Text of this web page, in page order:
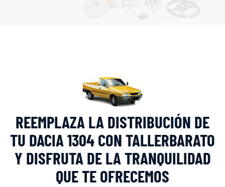
REEMPLAZA LA DISTRIBUCIÓN DE
TU DACIA 1304 CON TALLERBARATO
Y DISFRUTA DE LA TRANQUILIDAD
QUE TE OFRECEMOS